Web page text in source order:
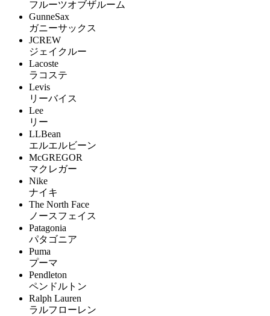
フルーツオブザルーム
GunneSax
ガニーサックス
JCREW
ジェイクルー
Lacoste
ラコステ
Levis
リーバイス
Lee
リー
LLBean
エルエルビーン
McGREGOR
マクレガー
Nike
ナイキ
The North Face
ノースフェイス
Patagonia
パタゴニア
Puma
プーマ
Pendleton
ペンドルトン
Ralph Lauren
ラルフローレン